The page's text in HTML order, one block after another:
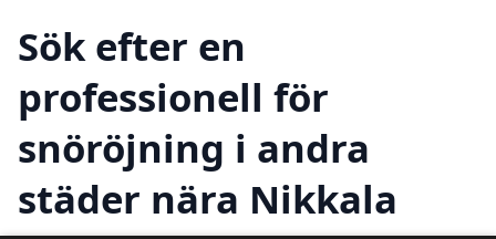
Sök efter en
professionell för
snöröjning i andra
städer nära Nikkala